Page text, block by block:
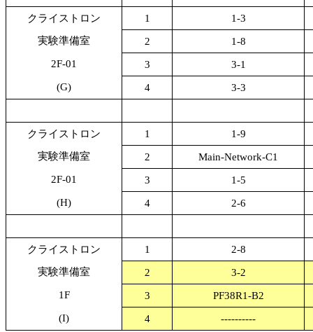
クライストロン 1
1-3
実験準備室
2
1-8
2F-01
3
3-1
(G)
4 3-3
クライストロン 1
1-9
実験準備室
2
Main-Network-C1
2F-01
3
1-5
(H)
4 2-6
クライストロン 1
2-8
実験準備室
2
3-2
1F
3
PF38R1-B2
(I)
4 ----------